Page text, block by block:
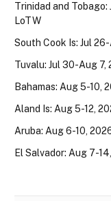
Trinidad and Tobago:
LoTW
South Cook Is: Jul
Tuvalu: Jul 30-Aug 7,
Bahamas: Aug 5-10,
Aland Is: Aug 5-12,
Aruba: Aug 6-10,
El Salvador: Aug 7-